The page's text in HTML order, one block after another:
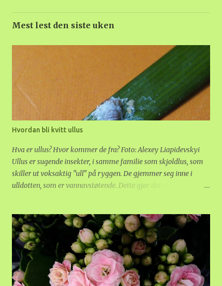
Mest lest den siste uken
Hvordan bli kvitt ullus
Hva er ullus? Hvor kommer de fra? Foto: Alexey Liapidevskyi
Ullus er sugende insekter, i samme familie som skjoldlus, som
skiller ut voksaktig "ull" på ryggen. De gjemmer seg inne i
ulldotten, som er vannavstøtende. Dette gjør det vanskelig å
gran. Edelgran i plantefelt, for eksempel til juletrær, er svært
utsatt. Det kan komme ullus in i huset med juletrær, både
hogde og i potte. Oftest foretrekker ullus planter med litt harde,
saftige blader. Sukkulenter, Hoya og orkideer er utsatt.
Kommer en smittet plante inn i huset, kan de spre seg til andre
planter som står rett ved. Ullus kan ikke fly, men spesielt unge